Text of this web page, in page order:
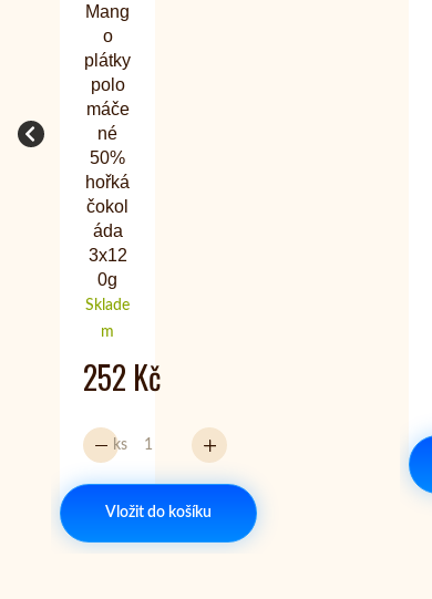
Mang
o
plátky
polo
máče
né
50%
hořká
čokol
áda
3x12
0g
Sklade
m
252 Kč
ks
Vložit do košíku